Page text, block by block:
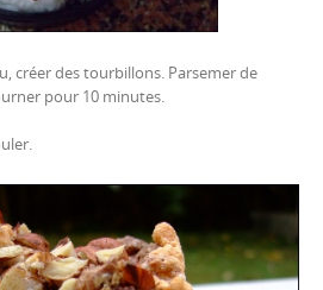
créer des tourbillons. Parsemer de
pour 10 minutes.